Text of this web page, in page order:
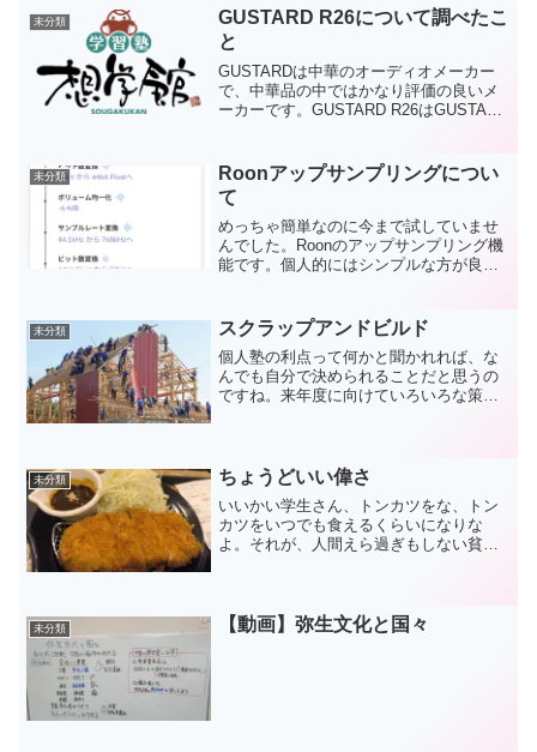
P1min...
未分類
GUSTARD R26について調べたこ
と
GUSTARDは中華のオーディオメーカー
で、中華品の中ではかなり評価の良いメ
ーカーです。GUSTARD R26はGUSTARD
らず、大量の抵抗でDA変換を行...
未分類
Roonアップサンプリングについ
て
めっちゃ簡単なのに今まで試していませ
んでした。Roonのアップサンプリング機
能です。個人的にはシンプルな方が良い
た。でも、やってみるとアップサンプリ
ングした方が高音質でし...
未分類 スクラップアンドビルド
個人塾の利点って何かと聞かれれば、な
んでも自分で決められることだと思うの
ですね。来年度に向けていろいろな策を
と思うのですね。もちろ...
未分類 ちょうどいい偉さ
いいかい学生さん、トンカツをな、トン
カツをいつでも食えるくらいになりな
よ。それが、人間えら過ぎもしない貧乏
か？違います。ただ食いしん...
未分類 【動画】弥生文化と国々